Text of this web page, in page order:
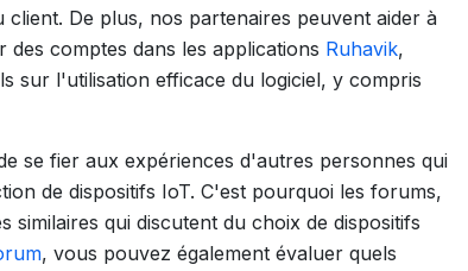
De plus, nos partenaires peuvent aider à
comptes dans les applications Ruhavik,
sur l'utilisation efficace du logiciel, y compris
se fier aux expériences d'autres personnes qui
de dispositifs IoT. C'est pourquoi les forums,
similaires qui discutent du choix de dispositifs
, vous pouvez également évaluer quels